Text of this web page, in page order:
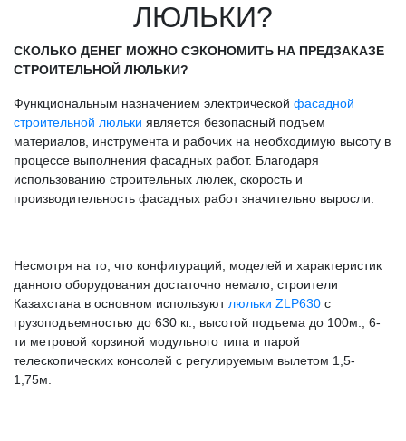
ЛЮЛЬКИ?
СКОЛЬКО ДЕНЕГ МОЖНО СЭКОНОМИТЬ НА ПРЕДЗАКАЗЕ
СТРОИТЕЛЬНОЙ ЛЮЛЬКИ?
Функциональным назначением электрической фасадной
строительной люльки является безопасный подъем
материалов, инструмента и рабочих на необходимую высоту в
процессе выполнения фасадных работ. Благодаря
использованию строительных люлек, скорость и
производительность фасадных работ значительно выросли.
Несмотря на то, что конфигураций, моделей и характеристик
данного оборудования достаточно немало, строители
Казахстана в основном используют люльки ZLP630 с
грузоподъемностью до 630 кг., высотой подъема до 100м., 6-
ти метровой корзиной модульного типа и парой
телескопических консолей с регулируемым вылетом 1,5-
1,75м.